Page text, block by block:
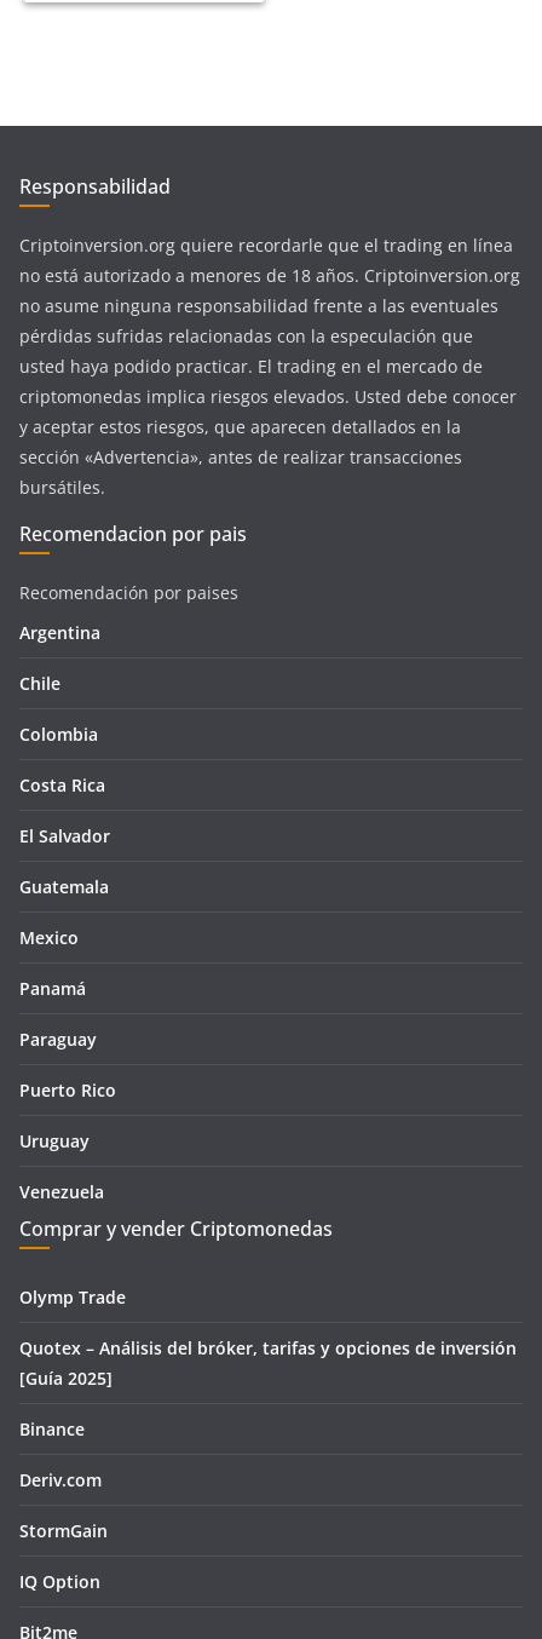
Responsabilidad
Criptoinversion.org quiere recordarle que el trading en línea
no está autorizado a menores de 18 años. Criptoinversion.org
no asume ninguna responsabilidad frente a las eventuales
pérdidas sufridas relacionadas con la especulación que
usted haya podido practicar. El trading en el mercado de
criptomonedas implica riesgos elevados. Usted debe conocer
y aceptar estos riesgos, que aparecen detallados en la
sección «Advertencia», antes de realizar transacciones
bursátiles.
Recomendacion por pais
Recomendación por paises
Argentina
Chile
Colombia
Costa Rica
El Salvador
Guatemala
Mexico
Panamá
Paraguay
Puerto Rico
Uruguay
Venezuela
Comprar y vender Criptomonedas
Olymp Trade
Quotex – Análisis del bróker, tarifas y opciones de inversión
[Guía 2025]
Binance
Deriv.com
StormGain
IQ Option
Bit2me